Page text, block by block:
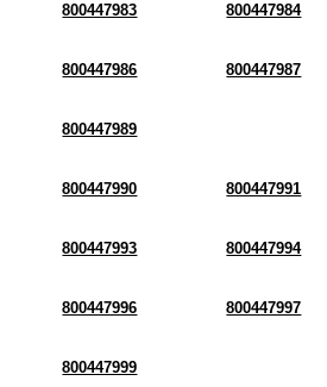
800447983 800447984
800447986 800447987
800447989
800447990 800447991
800447993 800447994
800447996 800447997
800447999